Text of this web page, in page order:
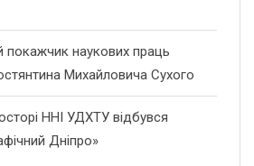
покажчик наукових праць
Михайловича Сухого
ННІ УДХТУ відбувся
Дніпро»